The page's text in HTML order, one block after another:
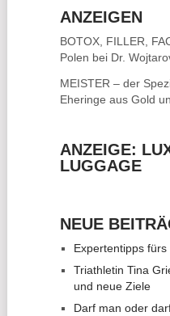
ANZEIGEN
BOTOX, FILLER,
Polen bei Dr.
MEISTER – der
Eheringe aus Gold
ANZEIGE:
LUGGAGE
NEUE
Expertentipps
Triathletin Tina
und neue Ziele
Darf man oder